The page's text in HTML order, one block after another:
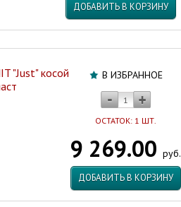
ДОБАВИТЬ В КОРЗИНУ
В ИЗБРАННОЕ
ОСТАТОК: 1 ШТ.
9 269.00 руб.
ДОБАВИТЬ В КОРЗИНУ
"Just" косой